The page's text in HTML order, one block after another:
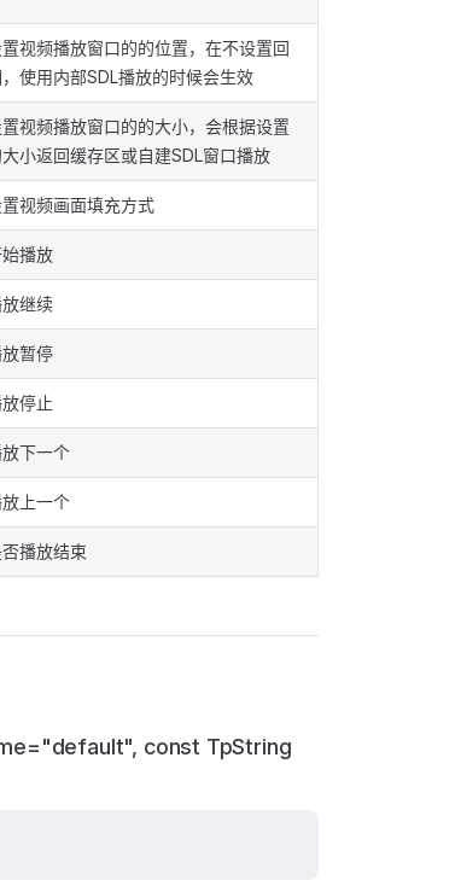
视频播放窗口的的位置，在不设置回
使用内部SDL播放的时候会生效
视频播放窗口的的大小，会根据设置
大小返回缓存区或自建SDL窗口播放
视频画面填充方式
播放
继续
暂停
停止
下一个
上一个
播放结束
const TpString